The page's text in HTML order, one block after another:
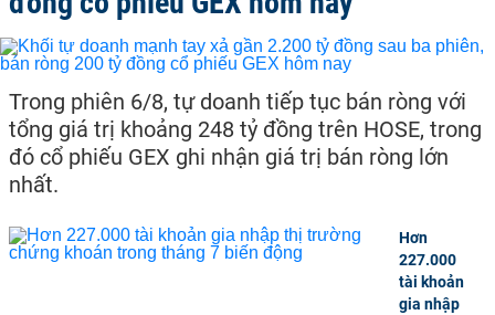
Trong phiên 6/8, tự doanh tiếp tục bán ròng với
tổng giá trị khoảng 248 tỷ đồng trên HOSE, trong
đó cổ phiếu GEX ghi nhận giá trị bán ròng lớn
nhất.
Hơn
227.000
tài khoản
gia nhập